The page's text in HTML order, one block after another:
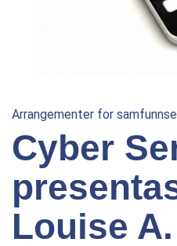
Arrangementer for
Cyber
Louise